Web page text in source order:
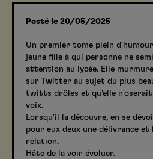
Posté le 20/05/2025
Un premier tome plein
jeune fille à qui personne ne
attention au lycée. Elle
sur Twitter au sujet du plus
twitts drôles et qu'elle n'oserait
voix.
Lorsqu'il la découvre, en se
pour eux deux une délivrance
relation.
Hâte de la voir évoluer.